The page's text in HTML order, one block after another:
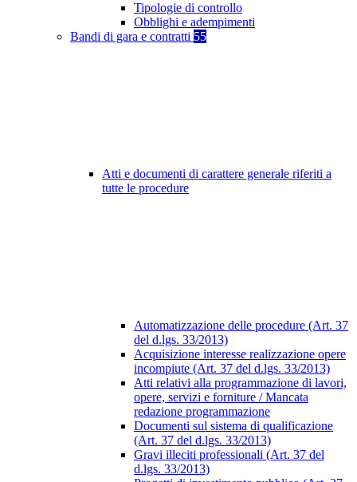
Tipologie di controllo
Obblighi e adempimenti
Bandi di gara e contratti 55
Atti e documenti di carattere generale riferiti a
tutte le procedure
Automatizzazione delle procedure (Art. 37
del d.lgs. 33/2013)
Acquisizione interesse realizzazione opere
incompiute (Art. 37 del d.lgs. 33/2013)
Atti relativi alla programmazione di lavori,
opere, servizi e forniture / Mancata
redazione programmazione
Documenti sul sistema di qualificazione
(Art. 37 del d.lgs. 33/2013)
Gravi illeciti professionali (Art. 37 del
d.lgs. 33/2013)